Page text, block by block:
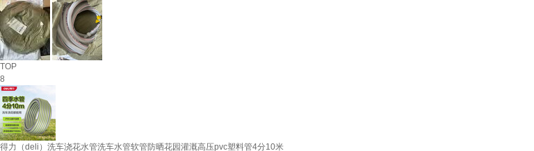
TOP
8
得力（deli）洗车浇花水管洗车水管软管防晒花园灌溉高压pvc塑料管4分10米